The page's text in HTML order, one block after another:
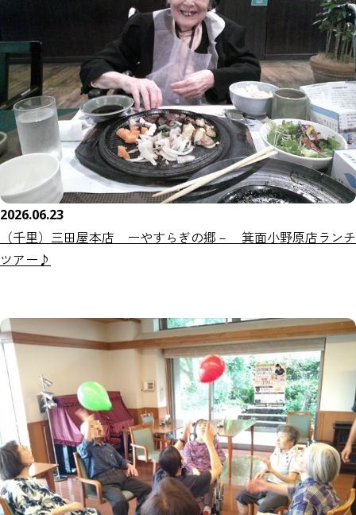
2026.06.23
（千里）三田屋本店 ーやすらぎの郷－ 箕面小野原店ランチ
ツアー♪